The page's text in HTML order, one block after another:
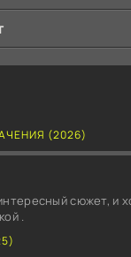
(2026)
сюжет, и
.